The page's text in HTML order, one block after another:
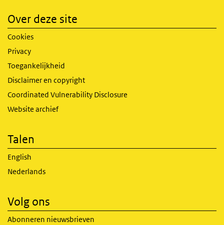
Over deze site
Cookies
Privacy
Toegankelijkheid
Disclaimer en copyright
Coordinated Vulnerability Disclosure
Website archief
Talen
English
Nederlands
Volg ons
Abonneren nieuwsbrieven